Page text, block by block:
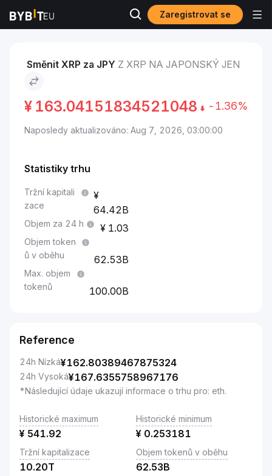
Zaregistrovat se
Trhy Cena XRP XRP XRP to Japonský jen
Směnit XRP za JPY Z XRP NA JAPONSKÝ JEN
¥ 163.04151834521048 -1.36%
Naposledy aktualizováno: Aug 7, 2026, 03:00:00
Statistiky trhu
Tržní kapitali
zace
64.42B
Objem za 24 h 1.03
Objem token
ů v oběhu
62.53B
Max. objem
tokenů
100.00B
Reference
24h Nízká¥162.80389467875324
24h Vysoká¥167.6355758967176
*Následující údaje ukazují informace o trhu pro: eth.
Historické maximum
¥ 541.92
Historické minimum
¥ 0.253181
Tržní kapitalizace
10.20T
Objem tokenů v oběhu
62.53B